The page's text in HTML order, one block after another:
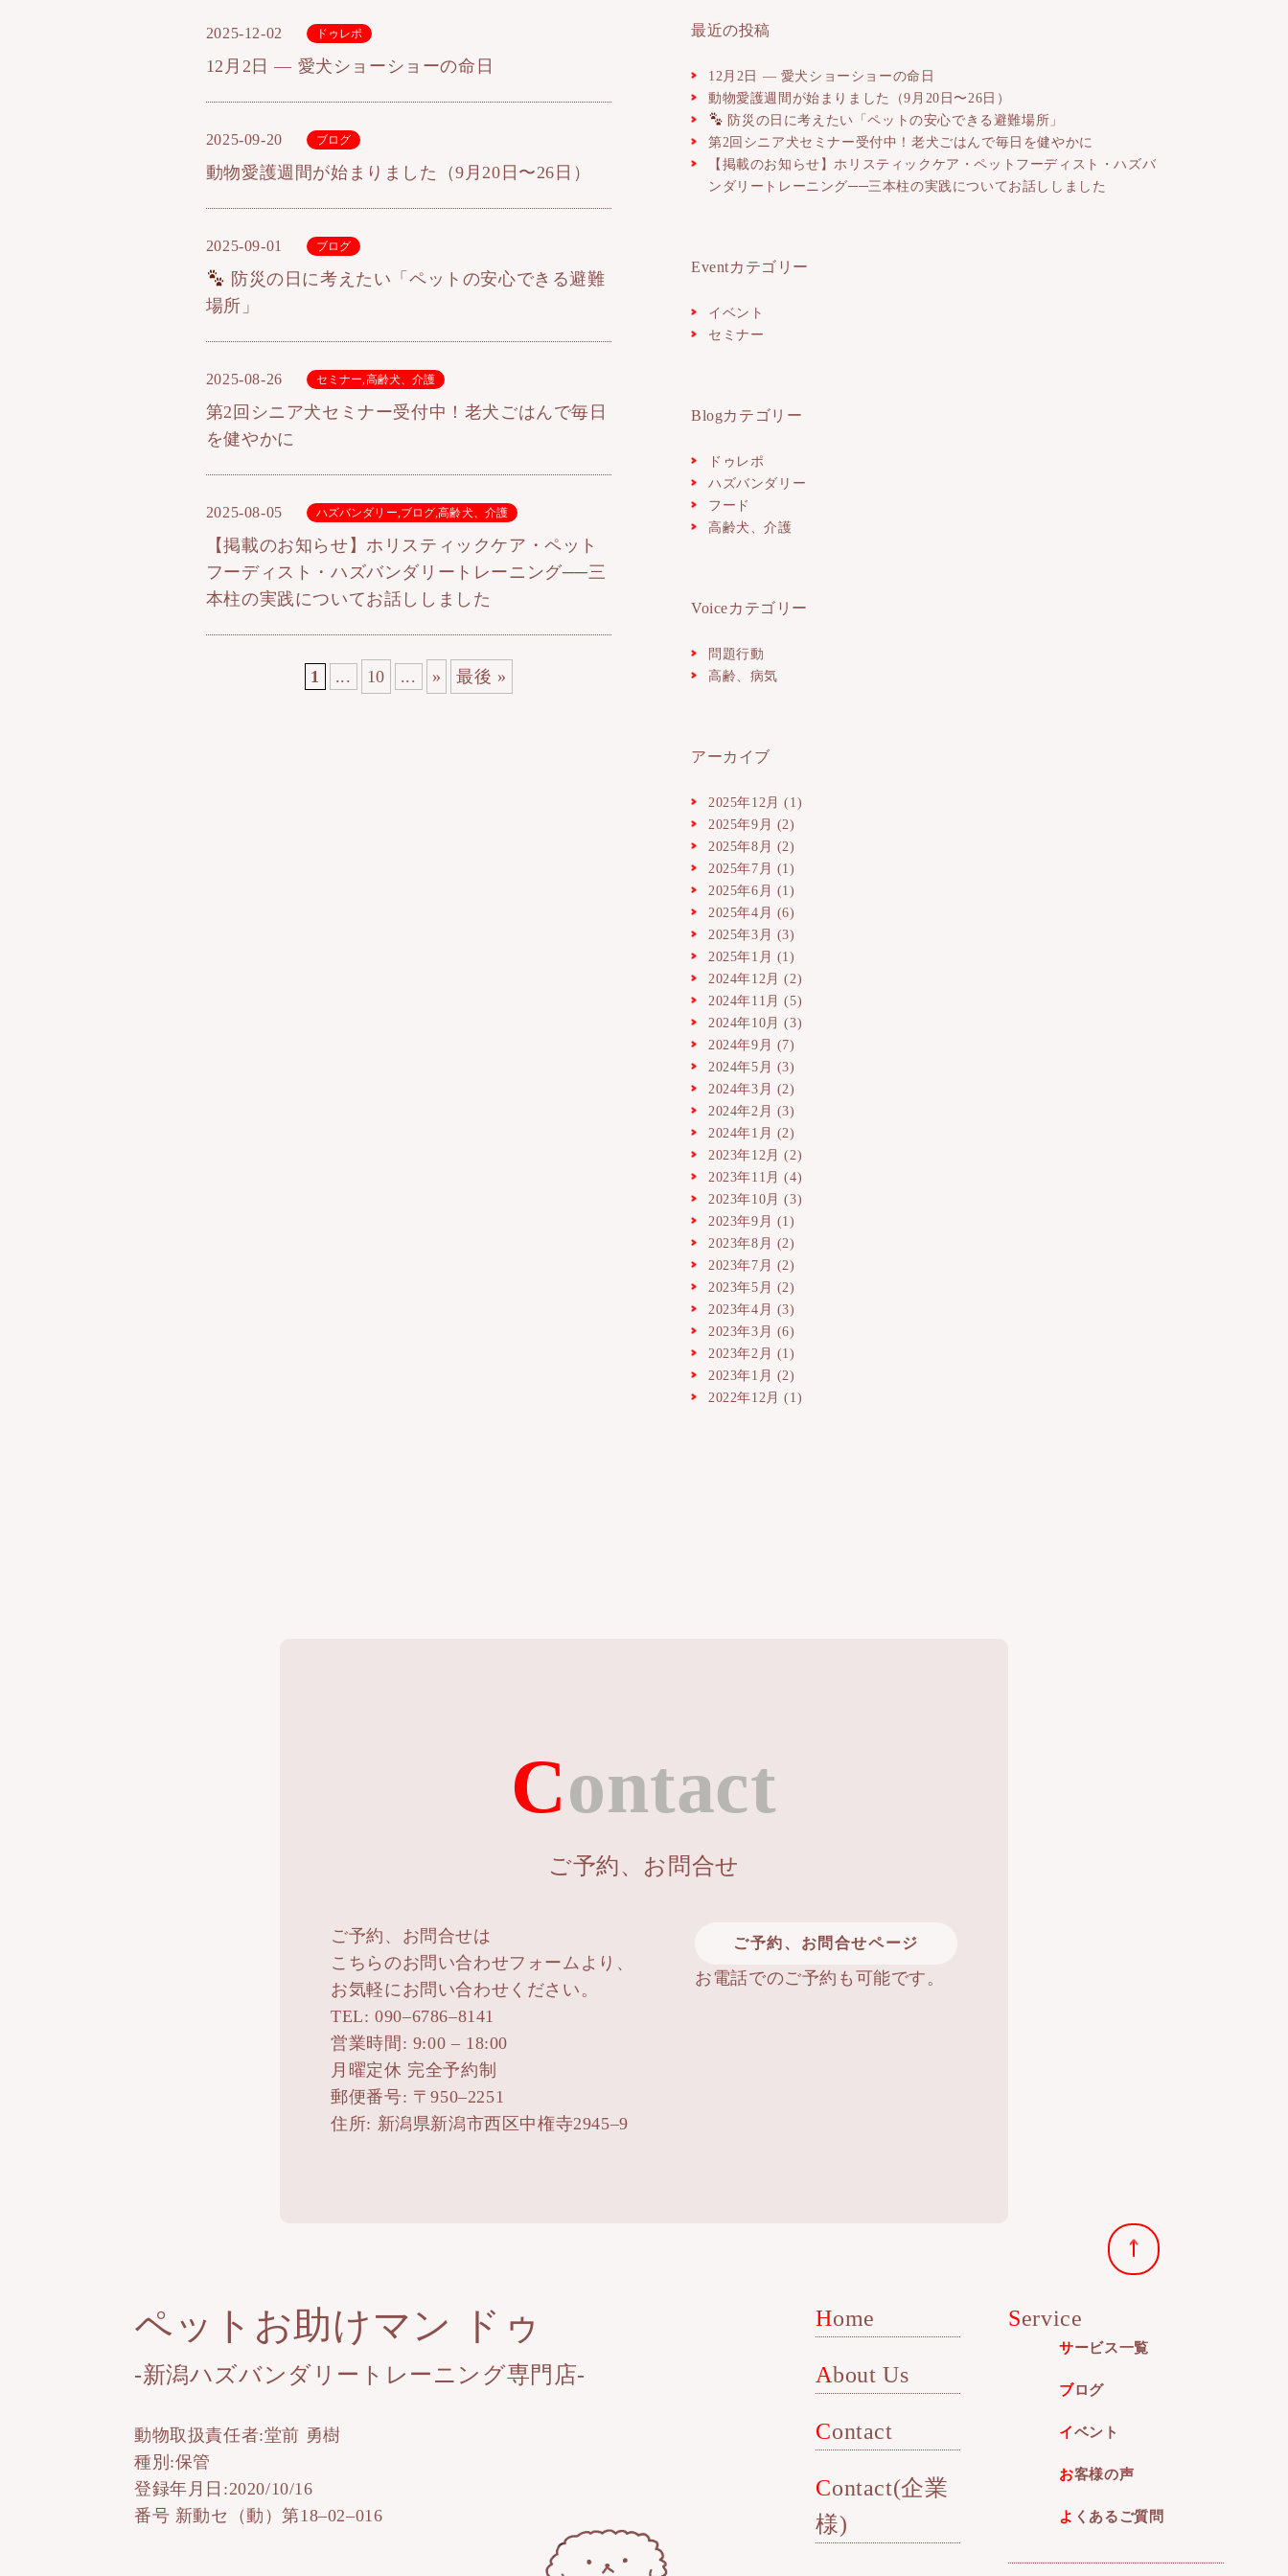
2025-12-02 ドゥレポ
12月2日 ― 愛犬ショーショーの命日
2025-09-20 ブログ
動物愛護週間が始まりました（9月20日〜26日）
2025-09-01 ブログ
防災の日に考えたい「ペットの安心できる避難
場所」
2025-08-26 セミナー,高齢犬、介護
第2回シニア犬セミナー受付中！老犬ごはんで毎日
を健やかに
2025-08-05 ハズバンダリー,ブログ,高齢犬、介護
【掲載のお知らせ】ホリスティックケア・ペット
フーディスト・ハズバンダリートレーニング──三
本柱の実践についてお話ししました
1 ... 10 ... » 最後 »
最近の投稿
12月2日 ― 愛犬ショーショーの命日
動物愛護週間が始まりました（9月20日〜26日）
防災の日に考えたい「ペットの安心できる避難場所」
第2回シニア犬セミナー受付中！老犬ごはんで毎日を健やかに
【掲載のお知らせ】ホリスティックケア・ペットフーディスト・ハズバ
ンダリートレーニング──三本柱の実践についてお話ししました
Eventカテゴリー
イベント
セミナー
Blogカテゴリー
ドゥレポ
ハズバンダリー
フード
高齢犬、介護
Voiceカテゴリー
問題行動
高齢、病気
アーカイブ
2025年12月 (1)
2025年9月 (2)
2025年8月 (2)
2025年7月 (1)
2025年6月 (1)
2025年4月 (6)
2025年3月 (3)
2025年1月 (1)
2024年12月 (2)
2024年11月 (5)
2024年10月 (3)
2024年9月 (7)
2024年5月 (3)
2024年3月 (2)
2024年2月 (3)
2024年1月 (2)
2023年12月 (2)
2023年11月 (4)
2023年10月 (3)
2023年9月 (1)
2023年8月 (2)
2023年7月 (2)
2023年5月 (2)
2023年4月 (3)
2023年3月 (6)
2023年2月 (1)
2023年1月 (2)
2022年12月 (1)
Contact
ご予約、お問合せ
ご予約、お問合せは
こちらのお問い合わせフォームより、
お気軽にお問い合わせください。
TEL: 090–6786–8141
営業時間: 9:00 – 18:00
月曜定休 完全予約制
郵便番号: 〒950–2251
住所: 新潟県新潟市西区中権寺2945–9
ご予約、お問合せページ
お電話でのご予約も可能です。
Home
About Us
Contact
Contact(企業
様)
Service
サービス一覧
ブログ
イベント
お客様の声
よくあるご質問
ペットお助けマン ドゥ
-新潟ハズバンダリートレーニング専門店-
動物取扱責任者:堂前 勇樹
種別:保管
登録年月日:2020/10/16
番号 新動セ（動）第18–02–016